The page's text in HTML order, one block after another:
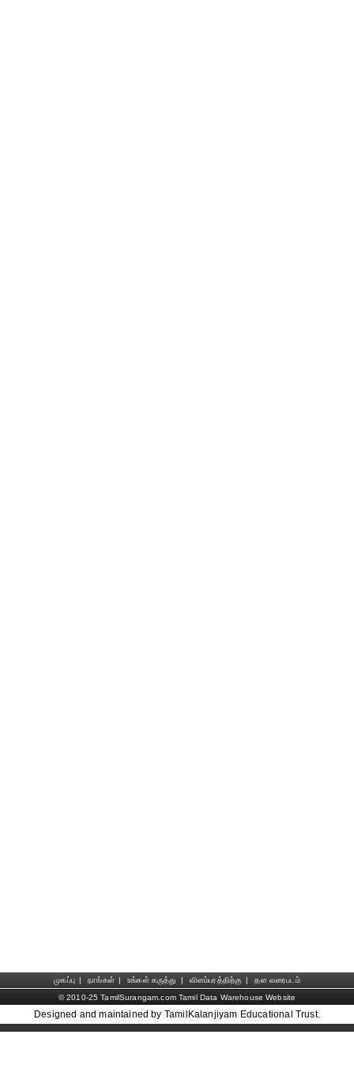
முகப்பு | நாங்கள் | உங்கள் கருத்து | விளம்பரத்திற்கு |
தள வரைபடம்
© 2010-25 TamilSurangam.com Tamil Data Warehouse Website
Designed and maintained by TamilKalanjiyam Educational Trust.